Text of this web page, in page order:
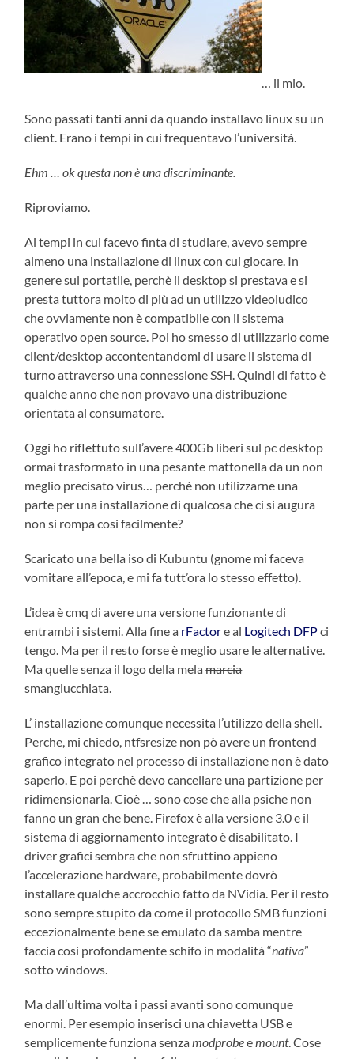
… il mio.
Sono passati tanti anni da quando installavo linux su un
client. Erano i tempi in cui frequentavo l’università.
Ehm … ok questa non è una discriminante.
Riproviamo.
Ai tempi in cui facevo finta di studiare, avevo sempre
almeno una installazione di linux con cui giocare. In
genere sul portatile, perchè il desktop si prestava e si
presta tuttora molto di più ad un utilizzo videoludico
che ovviamente non è compatibile con il sistema
operativo open source. Poi ho smesso di utilizzarlo come
client/desktop accontentandomi di usare il sistema di
turno attraverso una connessione SSH. Quindi di fatto è
qualche anno che non provavo una distribuzione
orientata al consumatore.
Oggi ho riflettuto sull’avere 400Gb liberi sul pc desktop
ormai trasformato in una pesante mattonella da un non
meglio precisato virus… perchè non utilizzarne una
parte per una installazione di qualcosa che ci si augura
non si rompa cosi facilmente?
Scaricato una bella iso di Kubuntu (gnome mi faceva
vomitare all’epoca, e mi fa tutt’ora lo stesso effetto).
L’idea è cmq di avere una versione funzionante di
entrambi i sistemi. Alla fine a rFactore al Logitech DFPci
tengo. Ma per il resto forse è meglio usare le alternative.
Ma quelle senza il logo della melamarcia
smangiucchiata.
L’ installazione comunque necessita l’utilizzo della shell.
Perche, mi chiedo, ntfsresize non pò avere un frontend
grafico integrato nel processo di installazione non è dato
saperlo. E poi perchè devo cancellare una partizione per
ridimensionarla. Cioè … sono cose che alla psiche non
fanno un gran che bene. Firefox è alla versione 3.0 e il
sistema di aggiornamento integrato è disabilitato. I
driver grafici sembra che non sfruttino appieno
l’accelerazione hardware, probabilmente dovrò
installare qualche accrocchio fatto da NVidia. Per il resto
sono sempre stupito da come il protocollo SMB funzioni
eccezionalmente bene se emulato da samba mentre
faccia cosi profondamente schifo in modalità “nativa”
sotto windows.
Ma dall’ultima volta i passi avanti sono comunque
enormi. Per esempio inserisci una chiavetta USB e
semplicemente funziona senzamodprobeemount. Cose